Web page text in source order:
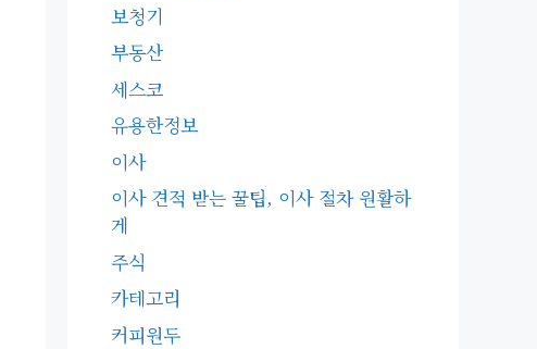
보청기
부동산
세스코
유용한정보
이사
이사 견적 받는 꿀팁, 이사 절차 원활하
게
주식
카테고리
커피원두